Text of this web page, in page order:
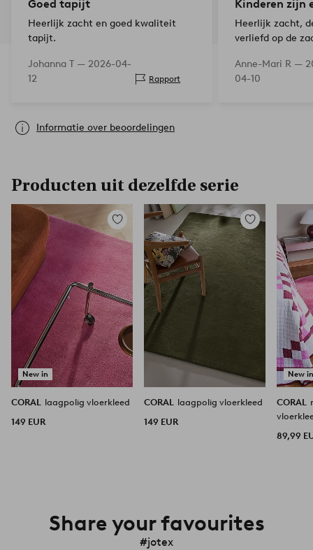
Goed tapijt
Heerlijk zacht en goed kwaliteit
tapijt.
Johanna T — 2026-04-
12
Rapport
Kinderen zijn
Heerlijk zacht,
verliefd op de
De kleur is in
dan op de foto.
Anne-Mari R —
04-10
Informatie over beoordelingen
Producten uit dezelfde serie
New in
Toevoegen
aan
favorieten
CORAL
laagpolig vloerkleed
149 EUR
Toevoegen
aan
favorieten
CORAL
laagpolig vloerkleed
149 EUR
New
CORAL
89,99
Share your favourites
#jotex